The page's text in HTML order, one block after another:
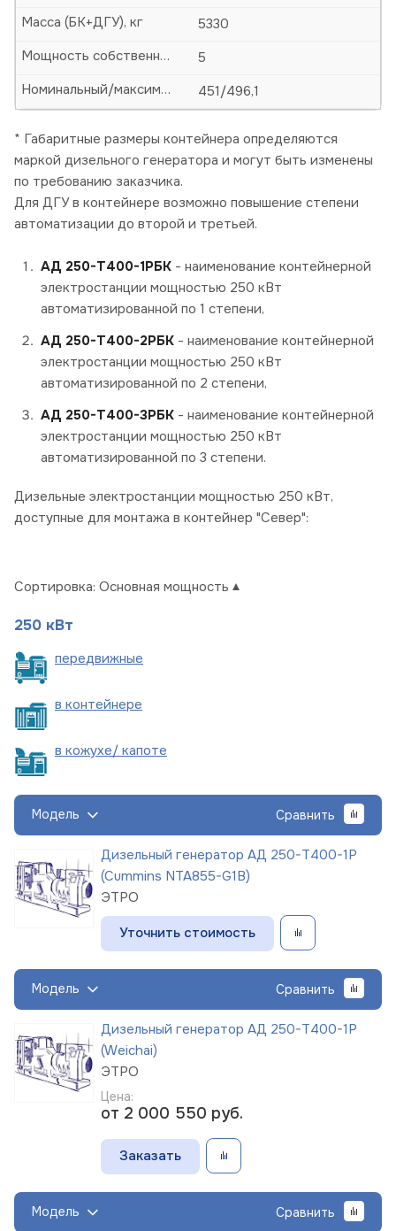
5330
Масса (БК+ДГУ), кг
5
Мощность собственных нужд, кВт
451/496,1
Номинальный/максимальный ток, А
* Габаритные размеры контейнера определяются
маркой дизельного генератора и могут быть изменены
по требованию заказчика.
Для ДГУ в контейнере возможно повышение степени
автоматизации до второй и третьей.
АД 250-Т400-1РБК - наименование контейнерной
электростанции мощностью 250 кВт
автоматизированной по 1 степени,
АД 250-Т400-2РБК - наименование контейнерной
электростанции мощностью 250 кВт
автоматизированной по 2 степени,
АД 250-Т400-3РБК - наименование контейнерной
электростанции мощностью 250 кВт
автоматизированной по 3 степени.
Дизельные электростанции мощностью 250 кВт,
доступные для монтажа в контейнер "Север":
Сортировка: Основная мощность
250 кВт
передвижные
в контейнере
в кожухе/ капоте
Модель Сравнить
Дизельный генератор АД 250-Т400-1Р
(Cummins NTA855-G1B)
ЭТРО
Уточнить стоимость
Модель Сравнить
Дизельный генератор АД 250-Т400-1Р
(Weichai)
ЭТРО
Цена:
от 2 000 550 руб.
Заказать
Модель Сравнить